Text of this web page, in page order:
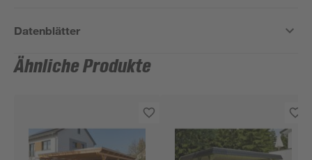
Datenblätter
Ähnliche Produkte